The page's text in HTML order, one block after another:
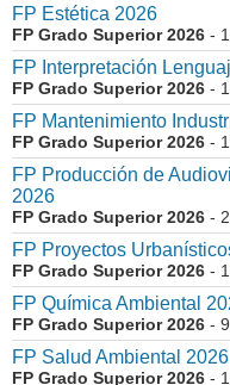
FP Estética 2026
FP Grado Superior 2026 -
FP Interpretación
FP Grado Superior 2026 -
FP Mantenimiento
FP Grado Superior 2026 -
FP Producción de
2026
FP Grado Superior 2026 -
FP Proyectos
FP Grado Superior 2026 -
FP Química Ambiental
FP Grado Superior 2026 -
FP Salud Ambiental 2026
FP Grado Superior 2026 -